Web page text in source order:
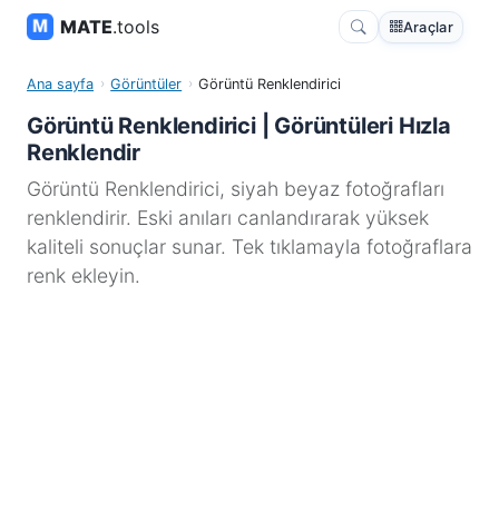
MATE.tools Araçlar
Ana sayfa Görüntüler Görüntü Renklendirici
Görüntü Renklendirici | Görüntüleri Hızla
Renklendir
Görüntü Renklendirici, siyah beyaz fotoğrafları
renklendirir. Eski anıları canlandırarak yüksek
kaliteli sonuçlar sunar. Tek tıklamayla fotoğraflara
renk ekleyin.